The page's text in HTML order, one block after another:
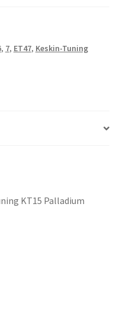
, 7, ET47, Keskin-Tuning
KT15 Palladium